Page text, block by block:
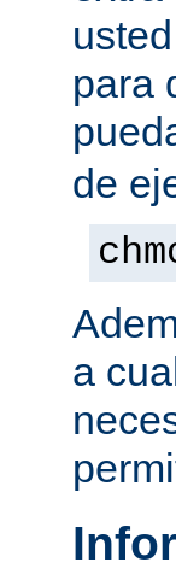
para
de
a